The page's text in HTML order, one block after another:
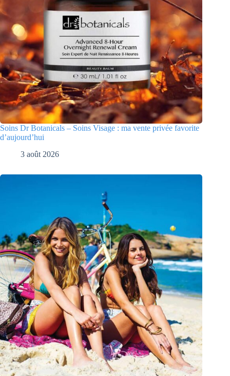
Soins Dr Botanicals – Soins Visage : ma vente privée favorite
d’aujourd’hui
3 août 2026